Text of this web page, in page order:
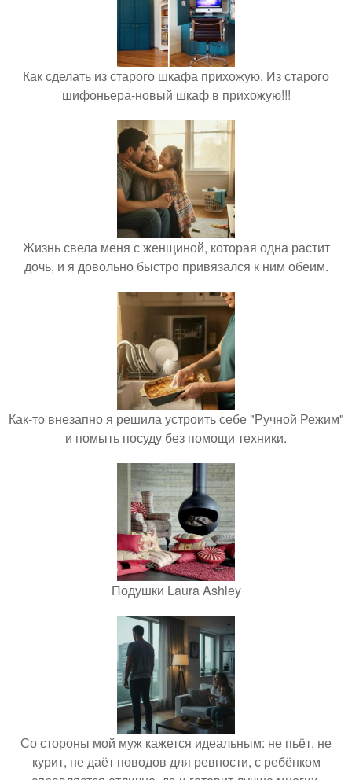
Как сделать из старого шкафа прихожую. Из старого
шифоньера-новый шкаф в прихожую!!!
Жизнь свела меня с женщиной, которая одна растит
дочь, и я довольно быстро привязался к ним обеим.
Как-то внезапно я решила устроить себе "Ручной Режим"
и помыть посуду без помощи техники.
Подушки Laura Ashley
Со стороны мой муж кажется идеальным: не пьёт, не
курит, не даёт поводов для ревности, с ребёнком